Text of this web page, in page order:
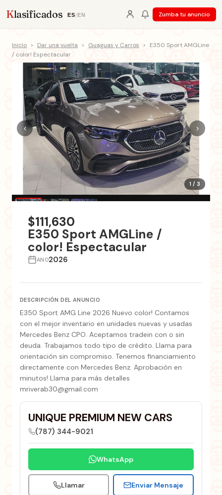
Klasificados ES| EN Zumba tu anuncio
Inicio > Dar una vuelta > Guaguas y Carros >
E350 Sport AMGLine
/ color! Espectacular
1 / 3
‹ ›
$111,630
E350 Sport AMGLine /
color! Espectacular
ANO2026
DESCRIPCIÓN DEL ANUNCIO
E350 Sport AMG Line 2026 Nuevo color! Contamos
con el mejor inventario en unidades nuevas y usadas
Mercedes Benz CPO. Aceptamos tradein con o sin
deuda. Trabajamos todo tipo de crédito. Llama para
orientación sin compromiso. Tenemos financiamiento
directamente con Mercedes Benz. Aprobación en
minutos! Llama para más detalles
mriverab30@gmail.com
UNIQUE PREMIUM NEW CARS
(787) 344-9021
WhatsApp
Llamar Enviar Mensaje